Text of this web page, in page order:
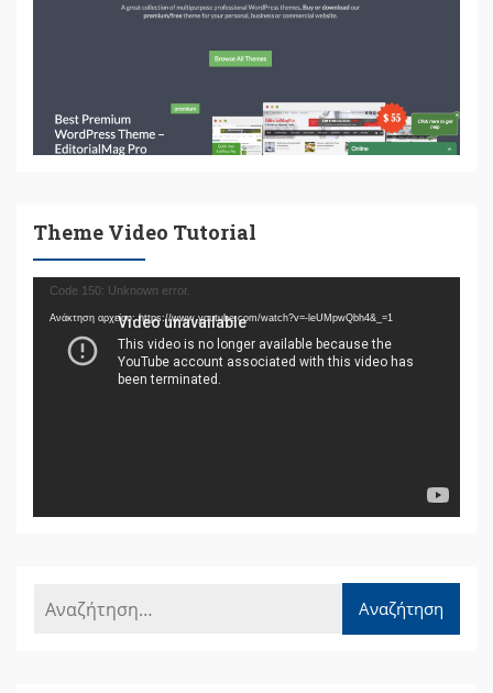
Theme Video Tutorial
Πρόγραμμα
Αναπαραγωγής
Βίντεο
Code 150: Unknown error.
Ανάκτηση αρχείου: https://www.youtube.com/watch?v=-leUMpwQbh4&_=1